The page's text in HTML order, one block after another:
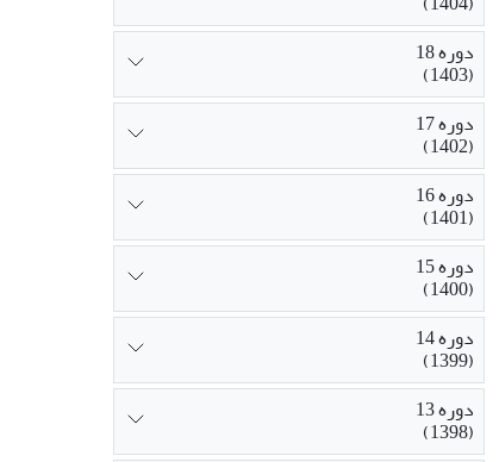
دوره 18
(1403)
دوره 17
(1402)
دوره 16
(1401)
دوره 15
(1400)
دوره 14
(1399)
دوره 13
(1398)